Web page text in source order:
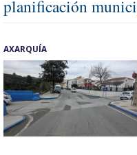
planificación
AXARQUÍA